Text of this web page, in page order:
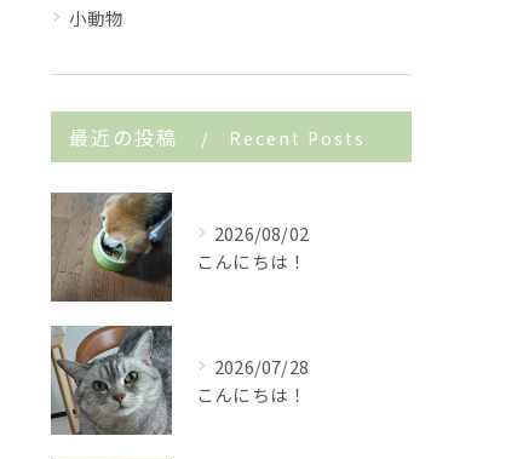
小動物
最近の投稿 Recent Posts
2026/08/02
こんにちは！
2026/07/28
こんにちは！